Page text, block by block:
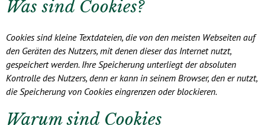
Was sind Cookies?
Cookies sind kleine Textdateien, die von den meisten Webseiten auf
den Geräten des Nutzers, mit denen dieser das Internet nutzt,
gespeichert werden. Ihre Speicherung unterliegt der absoluten
Kontrolle des Nutzers, denn er kann in seinem Browser, den er nutzt,
die Speicherung von Cookies eingrenzen oder blockieren.
Warum sind Cookies